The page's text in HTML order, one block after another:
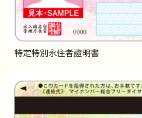
特定特別永住者證明書